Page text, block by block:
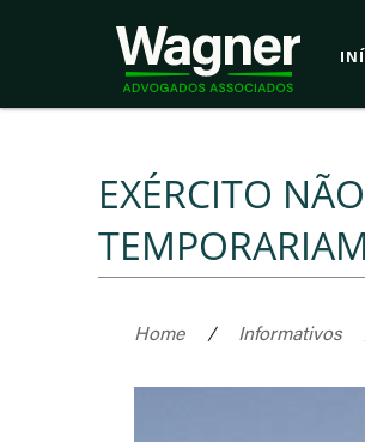
EXÉRCITO
Home / Informativos